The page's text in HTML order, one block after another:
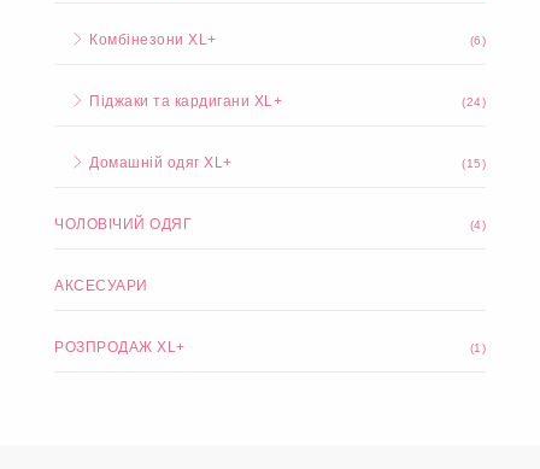
Комбінезони XL+ (6)
Піджаки та кардигани XL+ (24)
Домашній одяг XL+ (15)
ЧОЛОВІЧИЙ ОДЯГ (4)
АКСЕСУАРИ
РОЗПРОДАЖ XL+ (1)